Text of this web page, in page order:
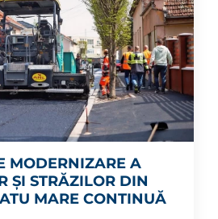
MODERNIZARE A
ȘI STRĂZILOR DIN
MARE CONTINUĂ